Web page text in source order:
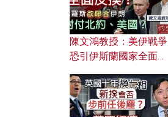
陳文鴻教授：美伊戰爭
恐引伊斯蘭國家全面反
對付北約美國？